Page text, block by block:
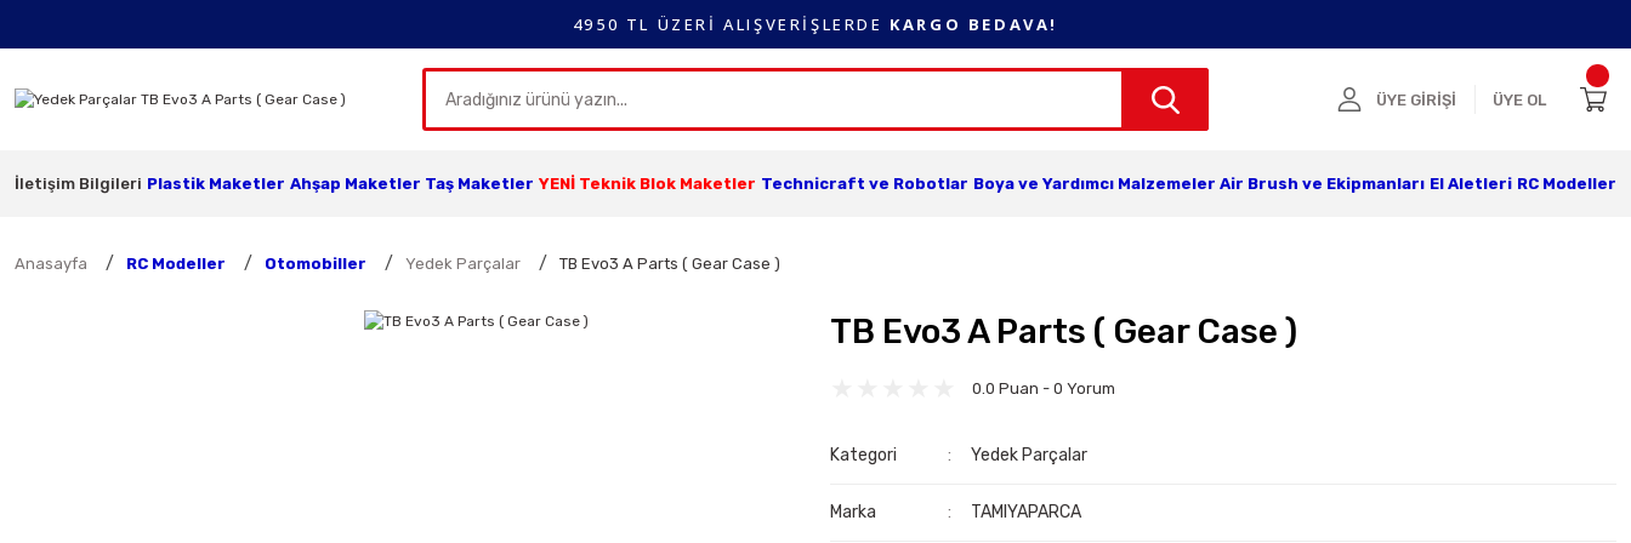
4950 TL ÜZERİ ALIŞVERİŞLERDE KARGO BEDAVA!
ÜYE GİRİŞİ ÜYE OL
İletişim Bilgileri Plastik Maketler Ahşap Maketler Taş Maketler YENİ Teknik Blok Maketler Technicraft ve Robotlar Boya ve Yardımcı Malzemeler Air Brush ve Ekipmanları El Aletleri RC Modeller
Anasayfa RC Modeller Otomobiller Yedek Parçalar TB Evo3 A Parts ( Gear Case )
TB Evo3 A Parts ( Gear Case )
0.0 Puan - 0 Yorum
Kategori Yedek Parçalar
Marka TAMIYAPARCA